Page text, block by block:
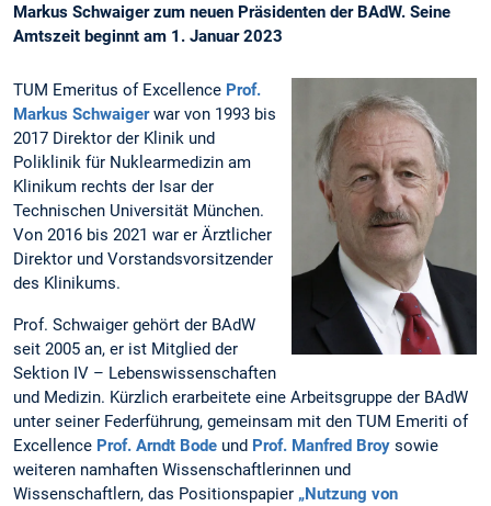
Markus Schwaiger zum neuen Präsidenten der BAdW. Seine
Amtszeit beginnt am 1. Januar 2023
TUM Emeritus of Excellence Prof.
Markus Schwaigerwar von 1993 bis
2017 Direktor der Klinik und
Poliklinik für Nuklearmedizin am
Klinikum rechts der Isar der
Technischen Universität München.
Von 2016 bis 2021 war er Ärztlicher
Direktor und Vorstandsvorsitzender
des Klinikums.
Prof. Schwaiger gehört der BAdW
seit 2005 an, er ist Mitglied der
Sektion IV – Lebenswissenschaften
und Medizin. Kürzlich erarbeitete eine Arbeitsgruppe der BAdW
unter seiner Federführung, gemeinsam mit den TUM Emeriti of
Excellence Prof. Arndt Bode und Prof. Manfred Broy sowie
weiteren namhaften Wissenschaftlerinnen und
Wissenschaftlern, das Positionspapier „Nutzung von